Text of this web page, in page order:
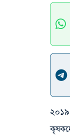
২০১৯